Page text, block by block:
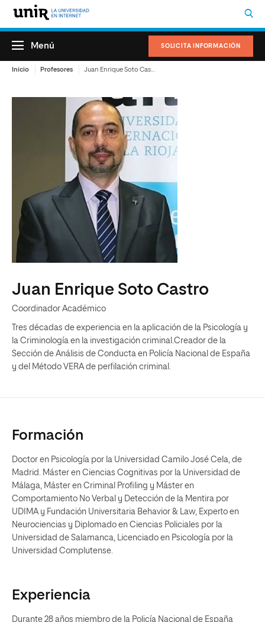
SOLICITA INFORMACIÓN
Menú
Inicio Profesores
Juan Enrique Soto Castro
Coordinador Académico
Tres décadas de experiencia en la aplicación de la Psicología y
la Criminología en la investigación criminal.Creador de la
Sección de Análisis de Conducta en Policía Nacional de España
y del Método VERA de perfilación criminal.
Formación
Doctor en Psicología por la Universidad Camilo José Cela, de
Madrid. Máster en Ciencias Cognitivas por la Universidad de
Málaga, Máster en Criminal Profiling y Máster en
Comportamiento No Verbal y Detección de la Mentira por
UDIMA y Fundación Universitaria Behavior & Law, Experto en
Neurociencias y Diplomado en Ciencias Policiales por la
Universidad de Salamanca, Licenciado en Psicología por la
Universidad Complutense.
Experiencia
Durante 28 años miembro de la Policía Nacional de España